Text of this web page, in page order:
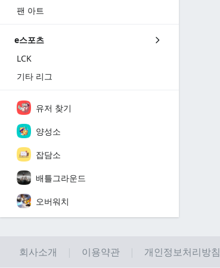
팬 아트
e스포츠
LCK
기타 리그
유저 찾기
양성소
잡담소
배틀그라운드
오버워치
회사소개 이용약관 개인정보처리방침